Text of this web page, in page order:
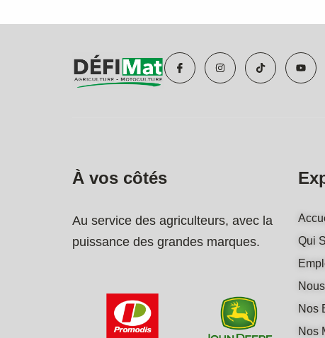
I
c
o
n
I
n
s
t
T
i
k
t
Y
o
t
À vos côtés
Au service des agriculteurs, avec la
puissance des grandes marques.
Qui
Nos
Nos